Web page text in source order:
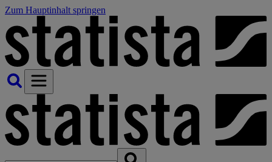
Zum Hauptinhalt springen